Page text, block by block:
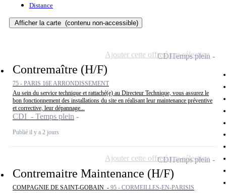
Distance
Afficher la carte (contenu non-accessible)
Contremaître (H/F)
75 - PARIS 16E ARRONDISSEMENT
Au sein du service technique et rattaché(e) au Directeur Technique, vous assurez le
bon fonctionnement des installations du site en réalisant leur maintenance préventive
et corrective, leur dépannage...
CDI - Temps plein
Publié il y a 2 jours
CDITemps plein
Ajouter cette offre à ma sélection
Contremaitre Maintenance (H/F)
COMPAGNIE DE SAINT-GOBAIN - 95 - CORMEILLES-EN-PARISIS
CDITemps plein
Ajouter cette offre à ma sélection